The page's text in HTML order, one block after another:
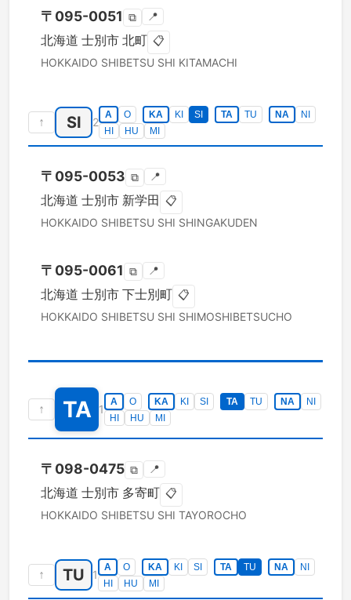
〒 095-0051 ⧉ 📍
北海道 士別市 北町 📋
HOKKAIDO SHIBETSU SHI KITAMACHI
↑ SI 2
A O KA KI SI TA TU NA
NI
HI
HU MI
〒 095-0053 ⧉ 📍
北海道 士別市 新学田 📋
HOKKAIDO SHIBETSU SHI SHINGAKUDEN
〒 095-0061 ⧉ 📍
北海道 士別市 下士別町 📋
HOKKAIDO SHIBETSU SHI SHIMOSHIBETSUCHO
↑ TA 1
A O KA KI SI TA TU NA
NI
HI
HU MI
〒 098-0475 ⧉ 📍
北海道 士別市 多寄町 📋
HOKKAIDO SHIBETSU SHI TAYOROCHO
↑ TU 1
A O KA KI SI TA TU NA
NI
HI
HU MI